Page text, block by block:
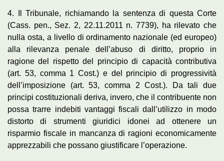
4. Il Tribunale, richiamando la sentenza di questa Corte
(Cass. pen., Sez. 2, 22.11.2011 n. 7739), ha rilevato che
nulla osta, a livello di ordinamento nazionale (ed europeo)
alla rilevanza penale dell’abuso di diritto, proprio in
ragione del rispetto del principio di capacità contributiva
(art. 53, comma 1 Cost.) e del principio di progressività
dell’imposizione (art. 53, comma 2 Cost.). Da tali due
principi costituzionali deriva, invero, che il contribuente non
possa trarre indebiti vantaggi fiscali dall’utilizzo in modo
distorto di strumenti giuridici idonei ad ottenere un
risparmio fiscale in mancanza di ragioni economicamente
apprezzabili che possano giustificare l’operazione.